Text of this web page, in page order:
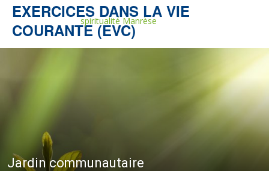
EXERCICES DANS LA VIE
COURANTE (EVC)
Jardin communautaire